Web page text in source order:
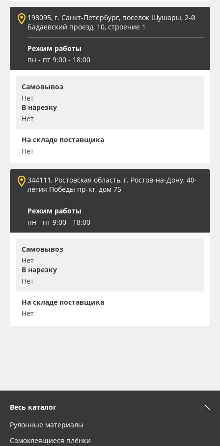
198095, г. Санкт-Петербург, поселок Шушары, 2-й
Бадаевский проезд, 10, строение 1
Режим работы
пн - пт 9:00 - 18:00
Самовывоз
Нет
В нарезку
Нет
На складе поставщика
Нет
344111, Ростовская область, г. Ростов-на-Дону, 40-
летия Победы пр-кт, дом 75
Режим работы
пн - пт 9:00 - 18:00
Самовывоз
Нет
В нарезку
Нет
На складе поставщика
Нет
Весь каталог
Рулонные материалы
Самоклеящиеся плёнки